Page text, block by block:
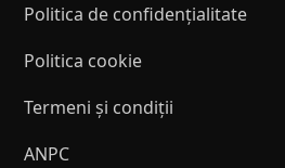
Politica de confidențialitate
Politica cookie
Termeni și condiții
ANPC